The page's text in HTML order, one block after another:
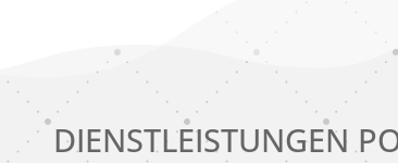
DIENSTLEISTUNGEN